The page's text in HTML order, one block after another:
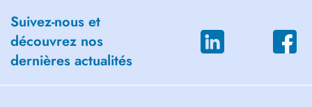
Suivez-nous et
découvrez nos
dernières actualités